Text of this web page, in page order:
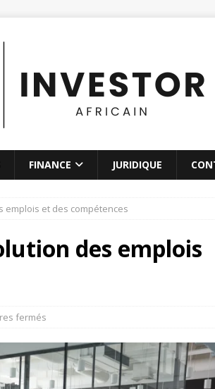
FINANCE JURIDIQUE
emplois et des compétences
des emplois
fermés